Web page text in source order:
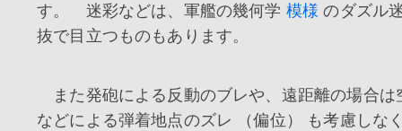
す。 迷彩などは、軍艦の幾何学 模様 のダズル
抜で目立つものもあります。
また発砲による反動のブレや、遠距離の場合は
などによる弾着地点のズレ （偏位） も考慮しな